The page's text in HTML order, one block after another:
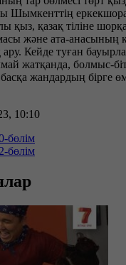
Шымкенттің
қыз, қазақ тіліне
және ата-
Кейде туған
жатқанда, болмыс-
жандардың бірге
10:10
бөлім
бөлім